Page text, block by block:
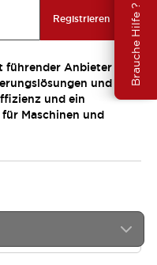
Brauche Hilfe ?
Registrieren
führender Anbieter
und
und ein
für Maschinen und